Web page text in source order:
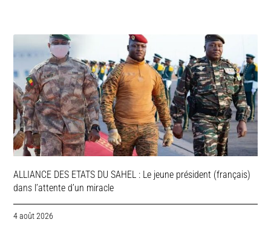
ALLIANCE DES ETATS DU SAHEL : Le jeune président (français)
dans l’attente d’un miracle
4 août 2026